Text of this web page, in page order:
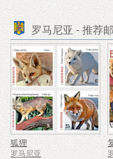
罗马尼亚 - 推荐
狐狸
罗马尼亚